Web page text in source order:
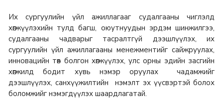
Их сургуулийн үйл ажиллагааг судалгааны чиглэлд
хөгжүүлэхийн тулд багш, оюутнуудын эрдэм шинжилгээ,
судалгааны чадварыг тасралтгүй дээшлүүлэх, их
сургуулийн үйл ажиллагааны менежментийг сайжруулах,
инновацийн төв болгон хөгжүүлэх, улс орны эдийн засгийн
хөгжилд бодит хувь нэмэр оруулах чадамжийг
дээшлүүлэх, санхүүжилтийн нэмэлт эх үүсвэртэй болох
боломжийг нэмэгдүүлэх шаардлагатай.